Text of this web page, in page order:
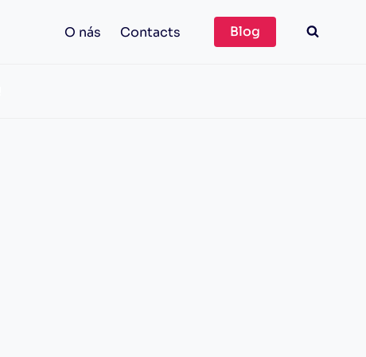
O nás Contacts Blog